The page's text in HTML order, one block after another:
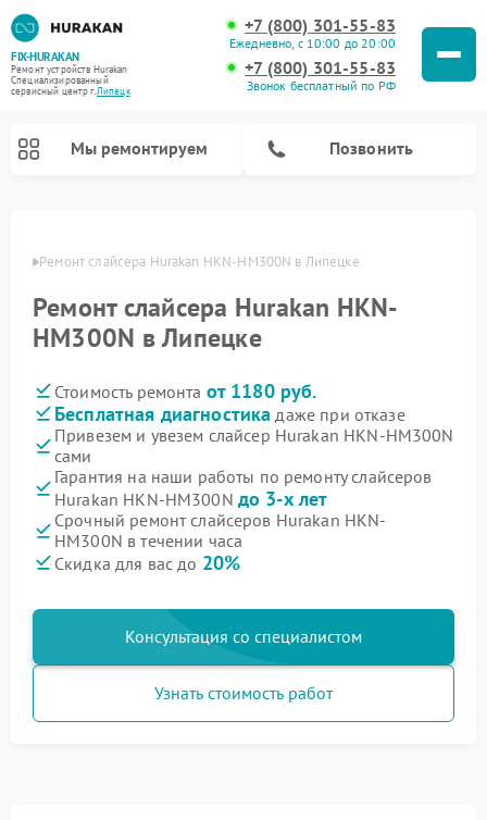
FIX-HURAKAN
Ремонт устройств Hurakan
Специализированный
cервисный центр г.Липецк
+7 (800) 301-55-83
Ежедневно, с 10:00 до 20:00
+7 (800) 301-55-83
Звонок бесплатный по РФ
Мы ремонтируем Позвонить
Ремонт слайсера Hurakan HKN-HM300N в Липецке
Ремонт слайсера Hurakan HKN-
HM300N в Липецке
Стоимость ремонта от 1180 руб.
Бесплатная диагностика даже при отказе
Привезем и увезем слайсер Hurakan HKN-HM300N
сами
Гарантия на наши работы по ремонту слайсеров
Hurakan HKN-HM300N до 3-х лет
Срочный ремонт слайсеров Hurakan HKN-
HM300N в течении часа
Скидка для вас до 20%
Консультация со специалистом
Узнать стоимость работ